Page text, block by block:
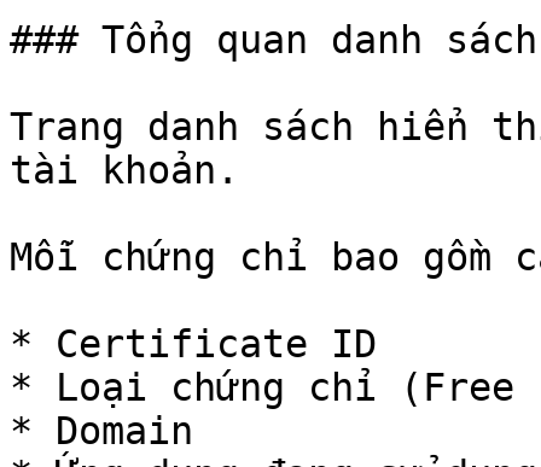
### Tổng quan danh
Trang danh sách hiển
tài khoản.
Mỗi chứng chỉ bao gồm
* Certificate ID
* Loại chứng chỉ (Free
* Domain